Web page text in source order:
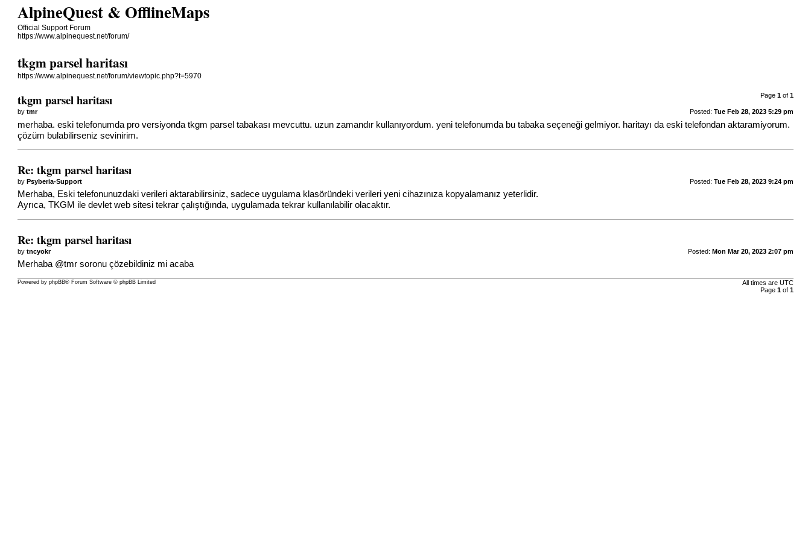
AlpineQuest & OfflineMaps
Official Support Forum
https://www.alpinequest.net/forum/
tkgm parsel haritası
https://www.alpinequest.net/forum/viewtopic.php?t=5970
Page 1of 1
tkgm parsel haritası
Posted: Tue Feb 28, 2023 5:29 pm
bytmr
merhaba. eski telefonumda pro versiyonda tkgm parsel tabakası mevcuttu. uzun zamandır kullanıyordum. yeni telefonumda bu tabaka seçeneği gelmiyor. haritayı da eski telefondan aktaramiyorum.
çözüm bulabilirseniz sevinirim.
Re: tkgm parsel haritası
Posted: Tue Feb 28, 2023 9:24 pm
byPsyberia-Support
Merhaba, Eski telefonunuzdaki verileri aktarabilirsiniz, sadece uygulama klasöründeki verileri yeni cihazınıza kopyalamanız yeterlidir.
Ayrıca, TKGM ile devlet web sitesi tekrar çalıştığında, uygulamada tekrar kullanılabilir olacaktır.
Re: tkgm parsel haritası
Posted: Mon Mar 20, 2023 2:07 pm
bytncyokr
Merhaba @tmr soronu çözebildiniz mi acaba
All times are UTC
Page 1of 1
Powered byphpBB® Forum Software © phpBB Limited